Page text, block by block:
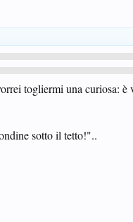
togliermi una curiosa: è
sotto il tetto!"..